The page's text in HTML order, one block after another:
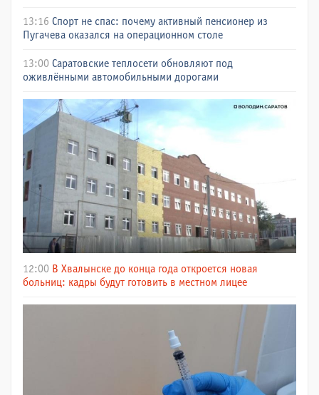
13:16 Спорт не спас: почему активный пенсионер из
Пугачева оказался на операционном столе
13:00 Саратовские теплосети обновляют под
оживлёнными автомобильными дорогами
12:00 В Хвалынске до конца года откроется новая
больниц: кадры будут готовить в местном лицее